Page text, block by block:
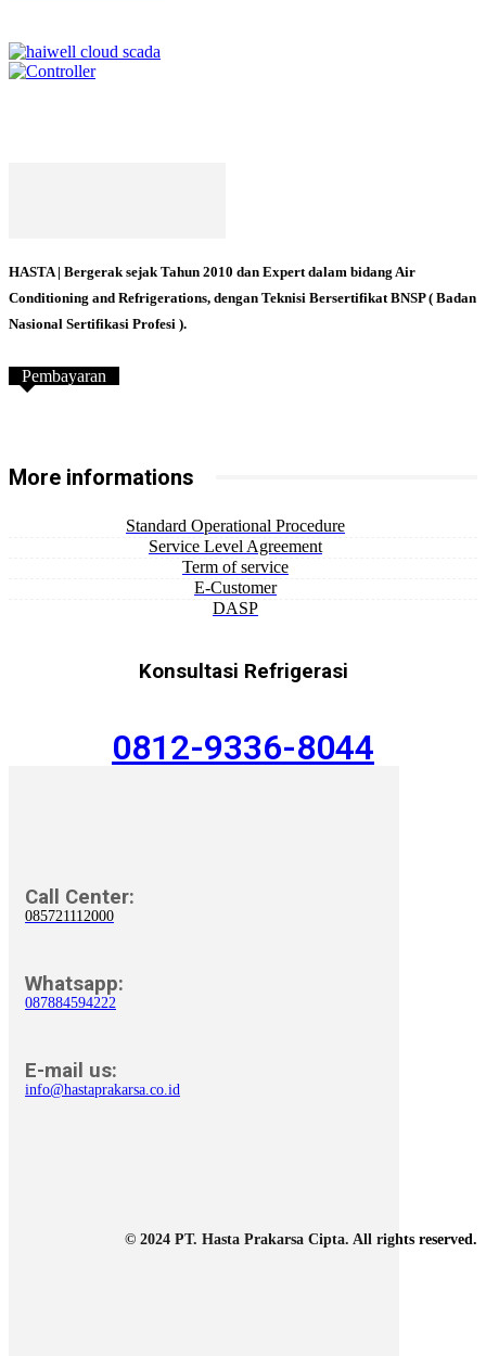
HASTA | Bergerak sejak Tahun 2010 dan Expert dalam bidang Air
Conditioning and Refrigerations, dengan Teknisi Bersertifikat BNSP ( Badan
Nasional Sertifikasi Profesi ).
Pembayaran
More informations
Standard Operational Procedure
Service Level Agreement
Term of service
E-Customer
DASP
Konsultasi Refrigerasi
0812-9336-8044
Call Center:
085721112000
Whatsapp:
087884594222
E-mail us:
info@hastaprakarsa.co.id
© 2024 PT. Hasta Prakarsa Cipta. All rights reserved.